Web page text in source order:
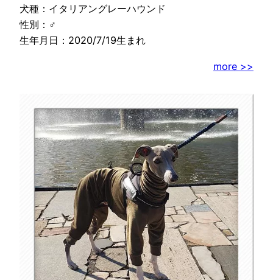
犬種：イタリアングレーハウンド
性別：♂
生年月日：2020/7/19生まれ
more >>